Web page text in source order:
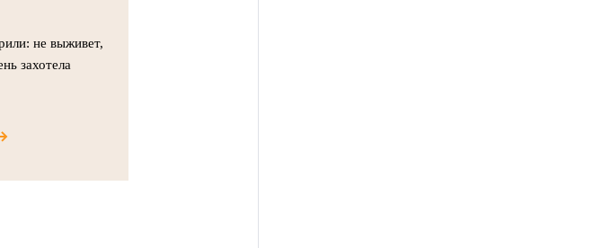
не выживет,
захотела